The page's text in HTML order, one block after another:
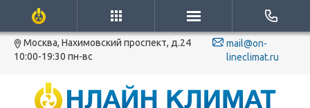
Москва, Нахимовский проспект, д.24
10:00-19:30 пн-вс
mail@on-
lineclimat.ru